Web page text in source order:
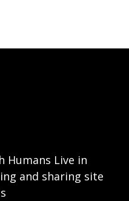
Humans Live in
and sharing site